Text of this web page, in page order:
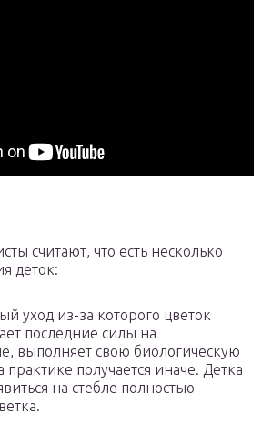
считают, что есть несколько
деток:
уход из-за которого цветок
последние силы на
выполняет свою биологическую
практике получается иначе. Детка
на стебле полностью